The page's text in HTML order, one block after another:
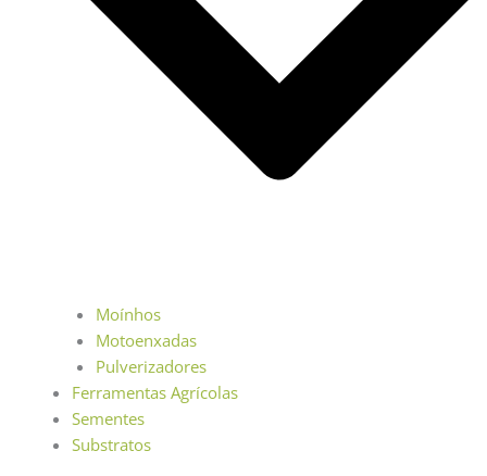
Moínhos
Motoenxadas
Pulverizadores
Ferramentas Agrícolas
Sementes
Substratos